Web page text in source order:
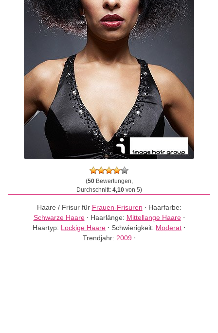
(50Bewertungen,
Durchschnitt: 4,10von 5)
Haare / Frisur für Frauen-Frisuren ⋅ Haarfarbe:
Schwarze Haare⋅ Haarlänge: Mittellange Haare⋅
Haartyp: Lockige Haare ⋅ Schwierigkeit: Moderat ⋅
Trendjahr: 2009 ⋅